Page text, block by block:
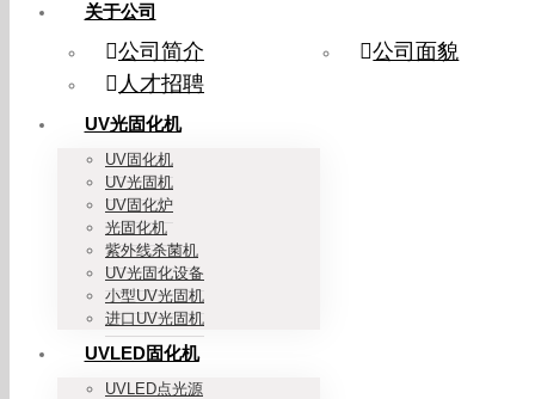
关于公司
公司简介
公司面貌
人才招聘
UV光固化机
UV固化机
UV光固机
UV固化炉
光固化机
紫外线杀菌机
UV光固化设备
小型UV光固机
进口UV光固机
UVLED固化机
UVLED点光源